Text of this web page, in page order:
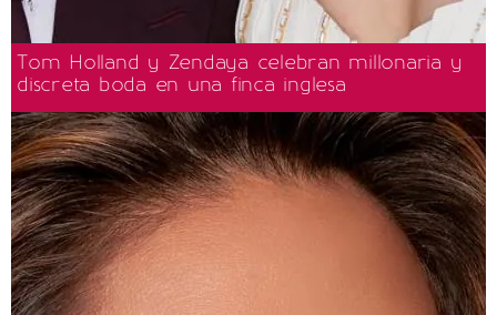
Tom Holland y Zendaya celebran millonaria y
discreta boda en una finca inglesa